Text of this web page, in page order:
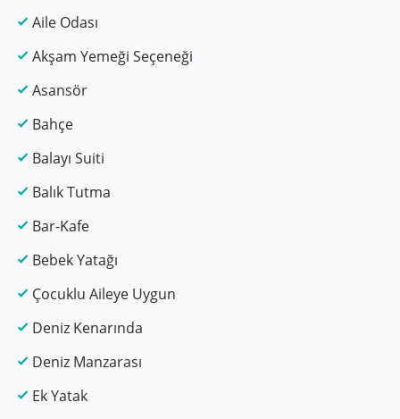
Aile Odası
Akşam Yemeği Seçeneği
Asansör
Bahçe
Balayı Suiti
Balık Tutma
Bar-Kafe
Bebek Yatağı
Çocuklu Aileye Uygun
Deniz Kenarında
Deniz Manzarası
Ek Yatak